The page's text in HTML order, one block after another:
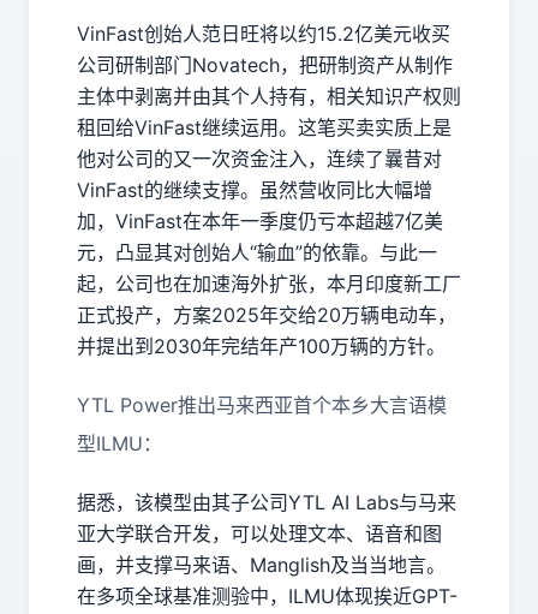
VinFast创始人范日旺将以约15.2亿美元收买
公司研制部门Novatech，把研制资产从制作
主体中剥离并由其个人持有，相关知识产权则
租回给VinFast继续运用。这笔买卖实质上是
他对公司的又一次资金注入，连续了曩昔对
VinFast的继续支撑。虽然营收同比大幅增
加，VinFast在本年一季度仍亏本超越7亿美
元，凸显其对创始人“输血”的依靠。与此一
起，公司也在加速海外扩张，本月印度新工厂
正式投产，方案2025年交给20万辆电动车，
并提出到2030年完结年产100万辆的方针。
YTL Power推出马来西亚首个本乡大言语模
型ILMU：
据悉，该模型由其子公司YTL AI Labs与马来
亚大学联合开发，可以处理文本、语音和图
画，并支撑马来语、Manglish及当当地言。
在多项全球基准测验中，ILMU体现挨近GPT-